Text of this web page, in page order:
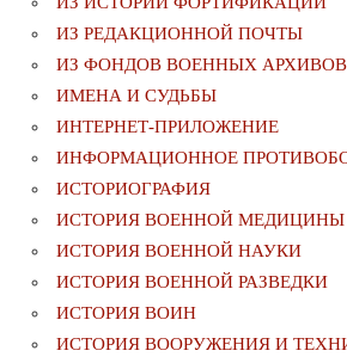
ИЗ РЕДАКЦИОННОЙ ПОЧТЫ
ИЗ ФОНДОВ ВОЕННЫХ АРХИВОВ
ИМЕНА И СУДЬБЫ
ИНТЕРНЕТ-ПРИЛОЖЕНИЕ
ИНФОРМАЦИОННОЕ
ИСТОРИОГРАФИЯ
ИСТОРИЯ ВОЕННОЙ МЕДИЦИНЫ
ИСТОРИЯ ВОЕННОЙ НАУКИ
ИСТОРИЯ ВОЕННОЙ РАЗВЕДКИ
ИСТОРИЯ ВОИН
ИСТОРИЯ ВООРУЖЕНИЯ И